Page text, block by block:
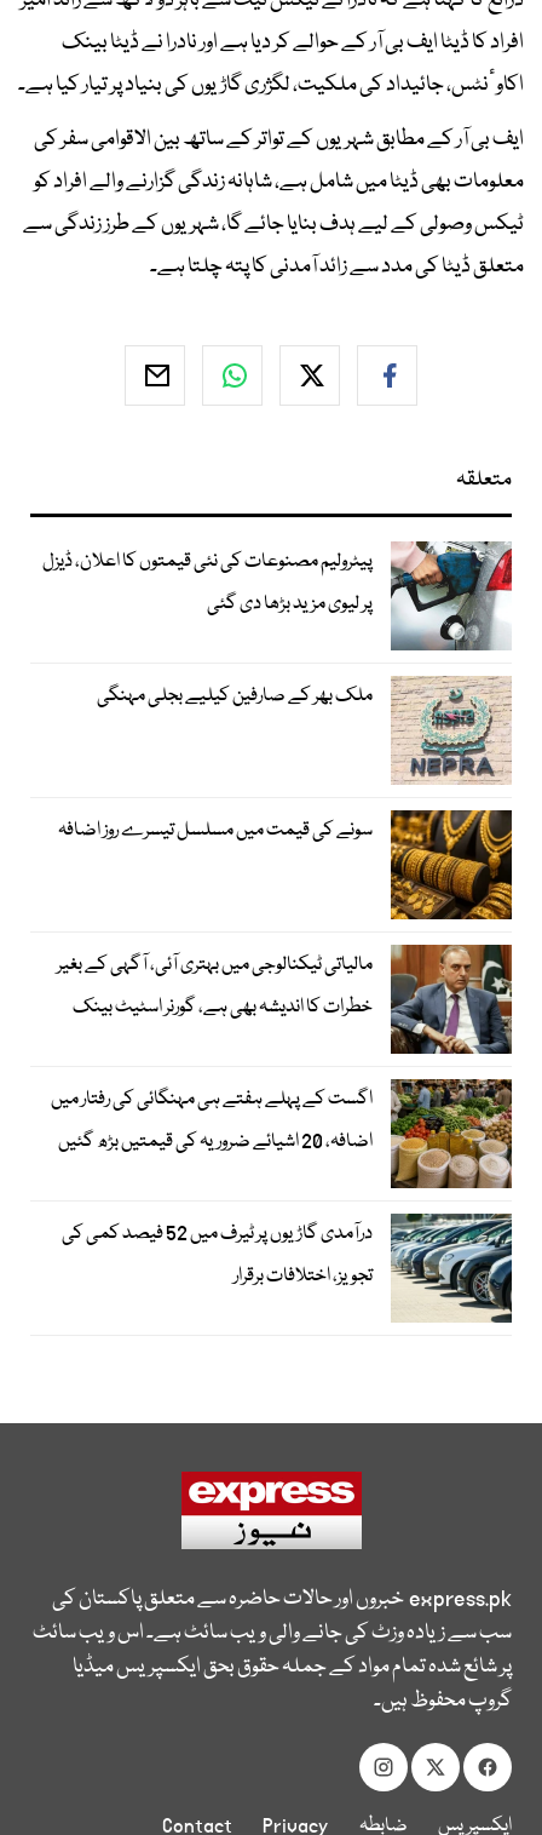
افراد کا ڈیٹا ایف بی آر کے حوالے کر دیا ہے اور نادرا نے ڈیٹا بینک
اکاوٴنٹس، جائیداد کی ملکیت، لگژری گاڑیوں کی بنیاد پر تیار کیا ہے۔
ایف بی آر کے مطابق شہریوں کے تواتر کے ساتھ بین الاقوامی سفر کی
معلومات بھی ڈیٹا میں شامل ہے، شاہانہ زندگی گزارنے والے افراد کو
ٹیکس وصولی کے لیے ہدف بنایا جائے گا، شہریوں کے طرز زندگی سے
متعلق ڈیٹا کی مدد سے زائد آمدنی کا پتہ چلتا ہے۔
متعلقہ
پیٹرولیم مصنوعات کی نئی قیمتوں کا اعلان، ڈیزل
پر لیوی مزید بڑھا دی گئی
ملک بھر کے صارفین کیلیے بجلی مہنگی
سونے کی قیمت میں مسلسل تیسرے روز اضافہ
مالیاتی ٹیکنالوجی میں بہتری آئی، آگہی کے بغیر
خطرات کا اندیشہ بھی ہے، گورنر اسٹیٹ بینک
اگست کے پہلے ہفتے ہی مہنگائی کی رفتار میں
اضافہ، 20 اشیائے ضروریہ کی قیمتیں بڑھ گئیں
درآمدی گاڑیوں پر ٹیرف میں 52 فیصد کمی کی
تجویز، اختلافات برقرار
express.pkخبروں اور حالات حاضرہ سے متعلق پاکستان کی
سب سے زیادہ وزٹ کی جانے والی ویب سائٹ ہے۔ اس ویب سائٹ
پر شائع شدہ تمام مواد کے جملہ حقوق بحق ایکسپریس میڈیا
گروپ محفوظ ہیں۔
ایکسپریس
ضابطہ
Privacy
Contact